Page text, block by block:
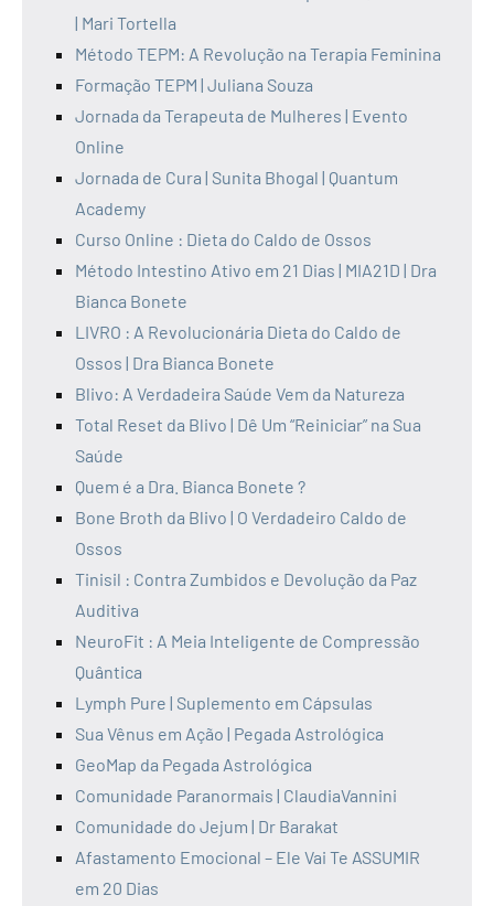
| Mari Tortella
Método TEPM: A Revolução na Terapia Feminina
Formação TEPM | Juliana Souza
Jornada da Terapeuta de Mulheres | Evento
Online
Jornada de Cura | Sunita Bhogal | Quantum
Academy
Curso Online : Dieta do Caldo de Ossos
Método Intestino Ativo em 21 Dias | MIA21D | Dra
Bianca Bonete
LIVRO : A Revolucionária Dieta do Caldo de
Ossos | Dra Bianca Bonete
Blivo: A Verdadeira Saúde Vem da Natureza
Total Reset da Blivo | Dê Um “Reiniciar” na Sua
Saúde
Quem é a Dra. Bianca Bonete ?
Bone Broth da Blivo | O Verdadeiro Caldo de
Ossos
Tinisil : Contra Zumbidos e Devolução da Paz
Auditiva
NeuroFit : A Meia Inteligente de Compressão
Quântica
Lymph Pure | Suplemento em Cápsulas
Sua Vênus em Ação | Pegada Astrológica
GeoMap da Pegada Astrológica
Comunidade Paranormais | ClaudiaVannini
Comunidade do Jejum | Dr Barakat
Afastamento Emocional – Ele Vai Te ASSUMIR
em 20 Dias